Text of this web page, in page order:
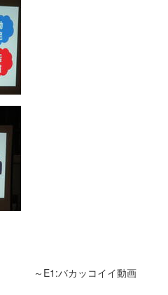
E1:バカッコイイ動画